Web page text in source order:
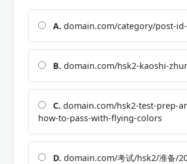
A. domain.com/category/post-
B. domain.com/hsk2-kaoshi-
C. domain.com/hsk2-test-prep-
how-to-pass-with-flying-colors
D. domain.com/考试/hsk2/准备/